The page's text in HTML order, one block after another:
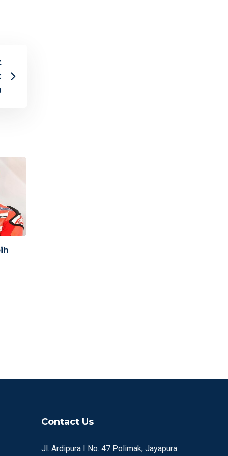
Contact Us
Jl. Ardipura I No. 47 Polimak, Jayapura